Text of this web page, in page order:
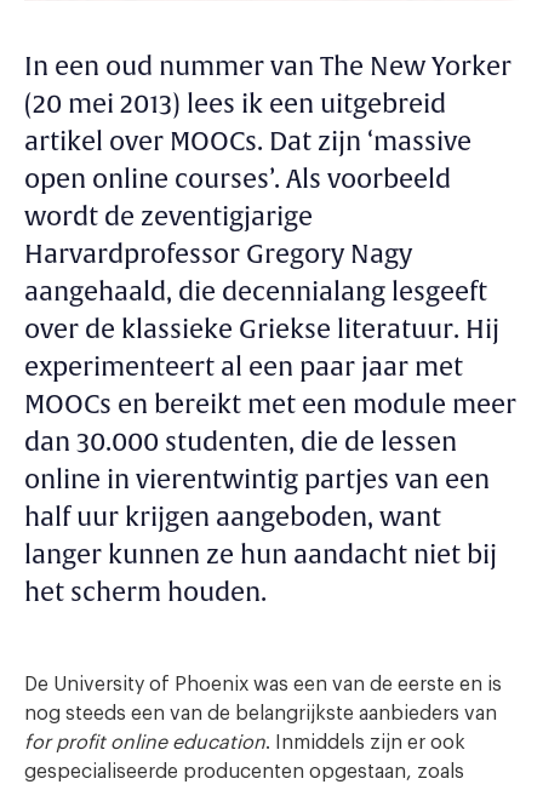
In een oud nummer van The New Yorker
(20 mei 2013) lees ik een uitgebreid
artikel over MOOCs. Dat zijn ‘massive
open online courses’. Als voorbeeld
wordt de zeventigjarige
Harvardprofessor Gregory Nagy
aangehaald, die decennialang lesgeeft
over de klassieke Griekse literatuur. Hij
experimenteert al een paar jaar met
MOOCs en bereikt met een module meer
dan 30.000 studenten, die de lessen
online in vierentwintig partjes van een
half uur krijgen aangeboden, want
langer kunnen ze hun aandacht niet bij
het scherm houden.
De University of Phoenix was een van de eerste en is
nog steeds een van de belangrijkste aanbieders van
for profit online education. Inmiddels zijn er ook
gespecialiseerde producenten opgestaan, zoals